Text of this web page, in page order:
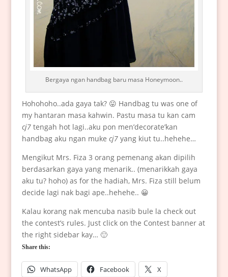
Bergaya ngan handbag baru masa Honeymoon..
Hohohoho..ada gaya tak? 😛 Handbag tu was one of
my hantaran masa kahwin. Pastu masa tu kan cam
cj7tengah hot lagi..aku pon men’decorate’kan
handbag aku ngan muke cj7yang kiut tu..hehehe…
Mengikut Mrs. Fiza 3 orang pemenang akan dipilih
berdasarkan gaya yang menarik.. (menarikkah gaya
aku tu? hoho) as for the hadiah, Mrs. Fiza still belum
decide lagi nak bagi ape..hehehe.. 😀
Kalau korang nak mencuba nasib bule la check out
the contest’s rules. Just click on the Contest banner at
the right sidebar kay… 🙂
Share this:
WhatsApp Facebook X